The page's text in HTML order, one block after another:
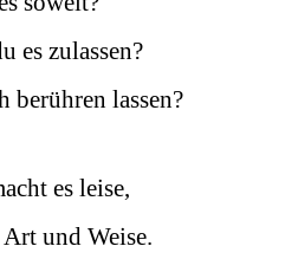
es zulassen?
berühren lassen?
es leise,
und Weise.